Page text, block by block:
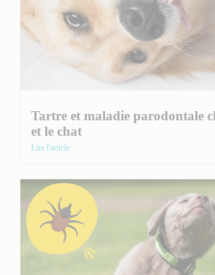
Tartre et maladie parodontale
et le chat
Lire l'article